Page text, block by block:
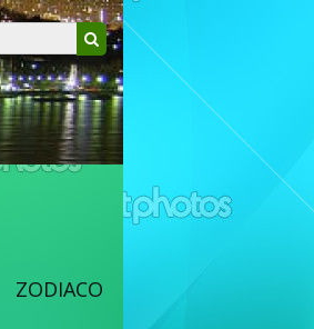
Cerca
ZODIACO